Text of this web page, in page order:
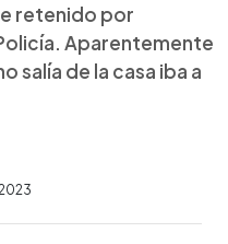
retenido por
Aparentemente
salía de la casa iba a